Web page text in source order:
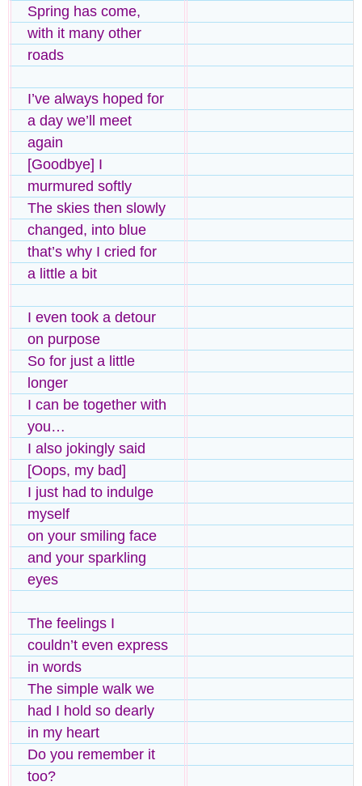
Spring has come,
with it many other
roads
I’ve always hoped for
a day we’ll meet
again
[Goodbye] I
murmured softly
The skies then slowly
changed, into blue
that’s why I cried for
a little a bit
I even took a detour
on purpose
So for just a little
longer
I can be together with
you…
I also jokingly said
[Oops, my bad]
I just had to indulge
myself
on your smiling face
and your sparkling
eyes
The feelings I
couldn’t even express
in words
The simple walk we
had I hold so dearly
in my heart
Do you remember it
too?